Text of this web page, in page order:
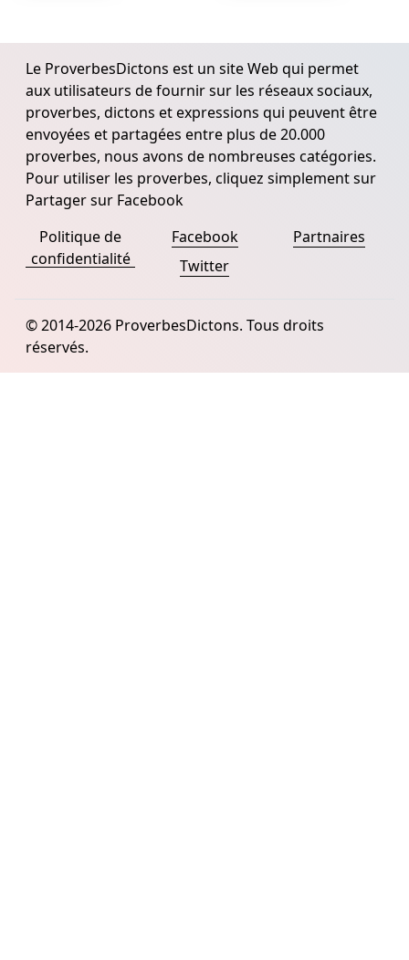
Le ProverbesDictons est un site Web qui permet
aux utilisateurs de fournir sur les réseaux sociaux,
proverbes, dictons et expressions qui peuvent être
envoyées et partagées entre plus de 20.000
proverbes, nous avons de nombreuses catégories.
Pour utiliser les proverbes, cliquez simplement sur
Partager sur Facebook
Politique de
confidentialité
Facebook
Twitter
Partnaires
© 2014-2026 ProverbesDictons. Tous droits
réservés.